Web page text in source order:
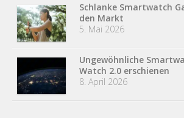
Schlanke Smartwatch
den Markt
5. Mai 2026
Ungewöhnliche
Watch 2.0 erschienen
8. April 2026